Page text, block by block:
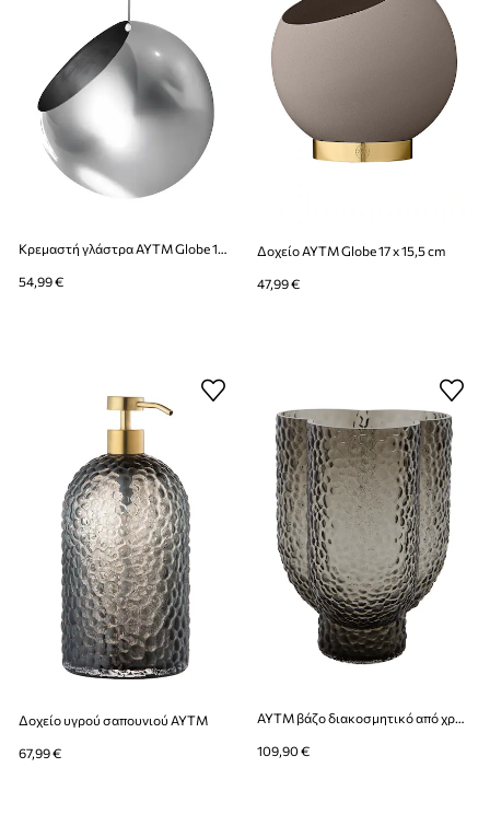
Κρεμαστή γλάστρα AYTM Globe 17 x 28 cm
54,99 €
Δοχείο AYTM Globe 17 x 15,5 cm
47,99 €
Δοχείο υγρού σαπουνιού AYTM
67,99 €
AYTM βάζο διακοσμητικό από χρωματισμένο γυαλί 18,5 x 16,2 x 25 cm
109,90 €